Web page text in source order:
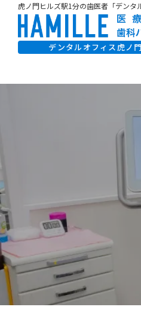
虎ノ門ヒルズ駅1分の歯医者「デンタ
デンタルオフィス虎ノ門